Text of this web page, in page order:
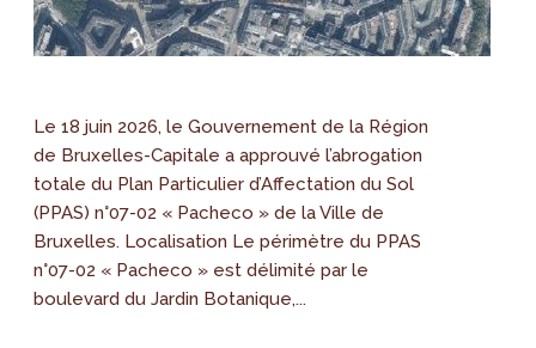
Le 18 juin 2026, le Gouvernement de la Région
de Bruxelles-Capitale a approuvé l’abrogation
totale du Plan Particulier d’Affectation du Sol
(PPAS) n°07-02 « Pacheco » de la Ville de
Bruxelles. Localisation Le périmètre du PPAS
n°07-02 « Pacheco » est délimité par le
boulevard du Jardin Botanique,...